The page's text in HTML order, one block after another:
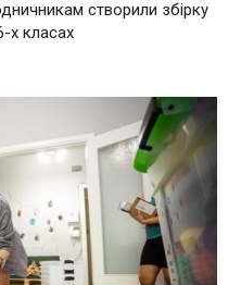
створили збірку
х класах